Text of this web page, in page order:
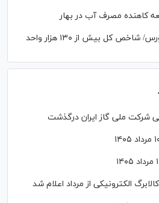
کاهنده مصرف آب در بهار
تداوم روند صعودی بورس/ شاخص کل بیش از ۱۳۰ هزار واحد
شرکت ملی گاز ایران درگذشت
الکترونیکی از مرداد اعلام شد